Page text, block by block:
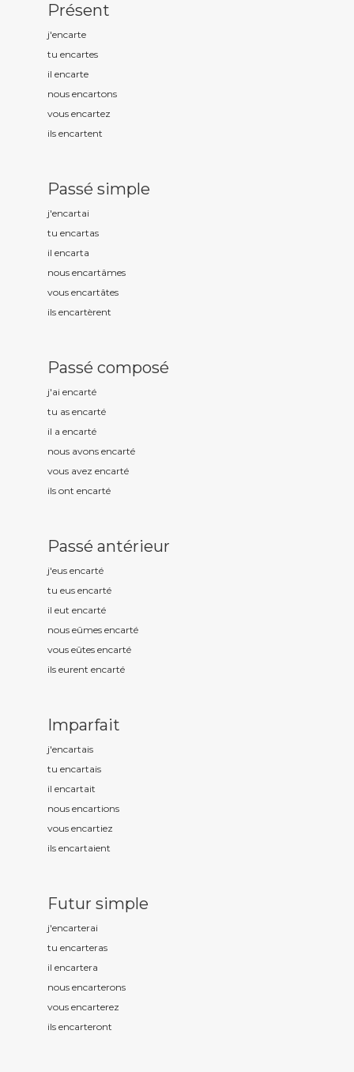
Présent
j'encarte
tu encartes
il encarte
nous encartons
vous encartez
ils encartent
Passé simple
j'encartai
tu encartas
il encarta
nous encartâmes
vous encartâtes
ils encartèrent
Passé composé
j'ai encarté
tu as encarté
il a encarté
nous avons encarté
vous avez encarté
ils ont encarté
Passé antérieur
j'eus encarté
tu eus encarté
il eut encarté
nous eûmes encarté
vous eûtes encarté
ils eurent encarté
Imparfait
j'encartais
tu encartais
il encartait
nous encartions
vous encartiez
ils encartaient
Futur simple
j'encarterai
tu encarteras
il encartera
nous encarterons
vous encarterez
ils encarteront